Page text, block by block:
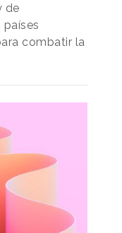
de
países
combatir la